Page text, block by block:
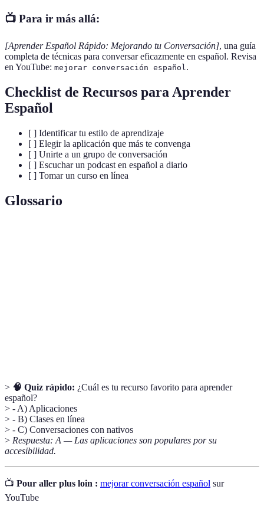
📺 Para ir más allá:
[Aprender Español Rápido: Mejorando tu Conversación], una guía
completa de técnicas para conversar eficazmente en español. Revisa
en YouTube: mejorar conversación español .
Checklist de Recursos para Aprender
Español
[ ] Identificar tu estilo de aprendizaje
[ ] Elegir la aplicación que más te convenga
[ ] Unirte a un grupo de conversación
[ ] Escuchar un podcast en español a diario
[ ] Tomar un curso en línea
Glossario
> 🧠 Quiz rápido: ¿Cuál es tu recurso favorito para aprender
español?
> - A) Aplicaciones
> - B) Clases en línea
> - C) Conversaciones con nativos
> Respuesta: A — Las aplicaciones son populares por su
accesibilidad.
📺 Pour aller plus loin : mejorar conversación español sur
YouTube